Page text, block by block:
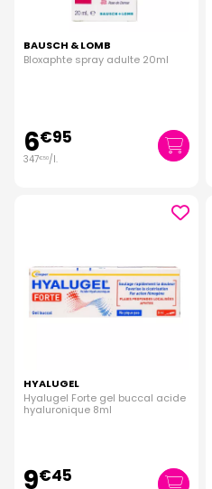
BAUSCH & LOMB
Bloxaphte spray adulte 20ml
6€95
347€50/l.
HYALUGEL
Hyalugel Forte gel buccal acide
hyaluronique 8ml
9€45